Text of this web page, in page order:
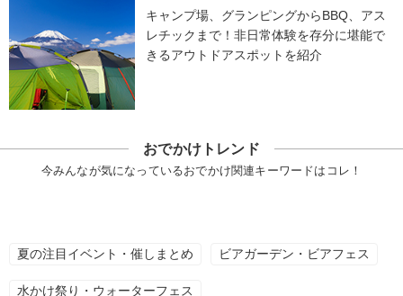
キャンプ場、グランピングからBBQ、アス
レチックまで！非日常体験を存分に堪能で
きるアウトドアスポットを紹介
おでかけトレンド
今みんなが気になっているおでかけ関連キーワードはコレ！
夏の注目イベント・催しまとめ ビアガーデン・ビアフェス
水かけ祭り・ウォーターフェス